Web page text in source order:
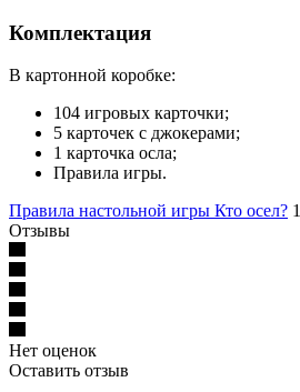
Комплектация
В картонной коробке:
104 игровых карточки;
5 карточек с джокерами;
1 карточка осла;
Правила игры.
Правила настольной игры Кто осел?
Отзывы
Нет оценок
Оставить отзыв